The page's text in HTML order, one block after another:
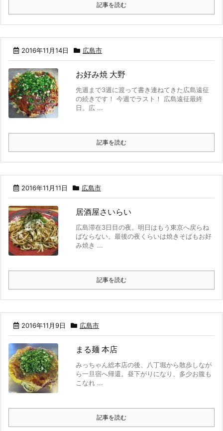
記事を読む
2016年11月14日 広島市
お好み焼 大野
先週まで3週に渡って書き連ねてきた広島遠征
の続きです！ 今週でラスト！ 広島遠征最終
日。広 ...
記事を読む
2016年11月11日 広島市
居酒屋さいらい
広島滞在3日目の夜。明日はもう東京へ戻らね
ばならない。最後の夜くらいは焼きそばもお好
み焼き ...
記事を読む
2016年11月9日 広島市
まる麺 本店
みっちゃん総本店の後、八丁堀から散歩しなが
ら一旦宿へ帰還。昼下がりになり、多少お腹も
こなれ ...
記事を読む